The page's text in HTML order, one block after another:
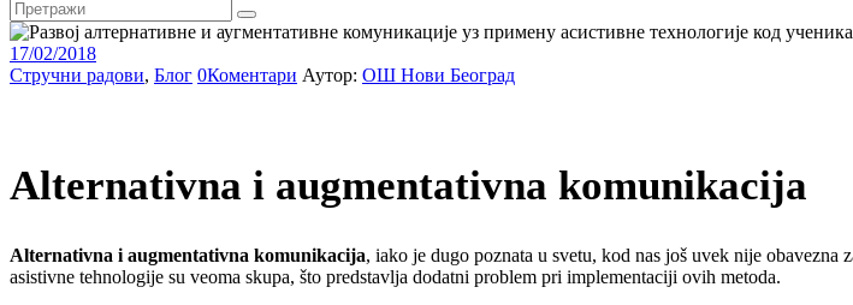
17/02/2018
Стручни радови, Блог 0Коментари Аутор: ОШ Нови Београд
Alternativna i augmentativna komunikacija
Alternativna i augmentativna komunikacija, iako je dugo poznata u svetu, kod nas još uvek nije
asistivne tehnologije su veoma skupa, što predstavlja dodatni problem pri implementaciji ovih metoda.